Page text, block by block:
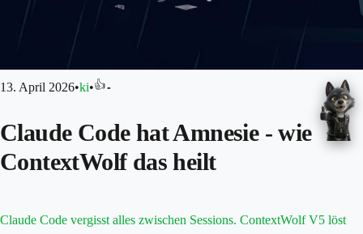
13. April 2026•ki•👍-
Claude Code hat Amnesie - wie
ContextWolf das heilt
Claude Code vergisst alles zwischen Sessions. ContextWolf V5 löst